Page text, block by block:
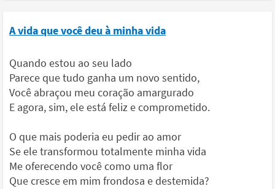
A vida que você deu à minha vida
Quando estou ao seu lado
Parece que tudo ganha um novo sentido,
Você abraçou meu coração amargurado
E agora, sim, ele está feliz e comprometido.
O que mais poderia eu pedir ao amor
Se ele transformou totalmente minha vida
Me oferecendo você como uma flor
Que cresce em mim frondosa e destemida?